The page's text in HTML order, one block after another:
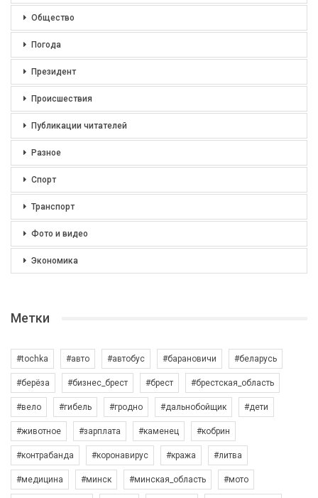
Общество
Погода
Президент
Происшествия
Публикации читателей
Разное
Спорт
Транспорт
Фото и видео
Экономика
Метки
#tochka #авто #автобус #барановичи #беларусь
#берёза #бизнес_брест #брест #брестская_область
#вело #гибель #гродно #дальнобойщик #дети
#животное #зарплата #каменец #кобрин
#контрабанда #коронавирус #кража #литва
#медицина #минск #минская_область #мото